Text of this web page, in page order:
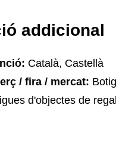
addicional
Català, Castellà
/ fira / mercat:
d'objectes de